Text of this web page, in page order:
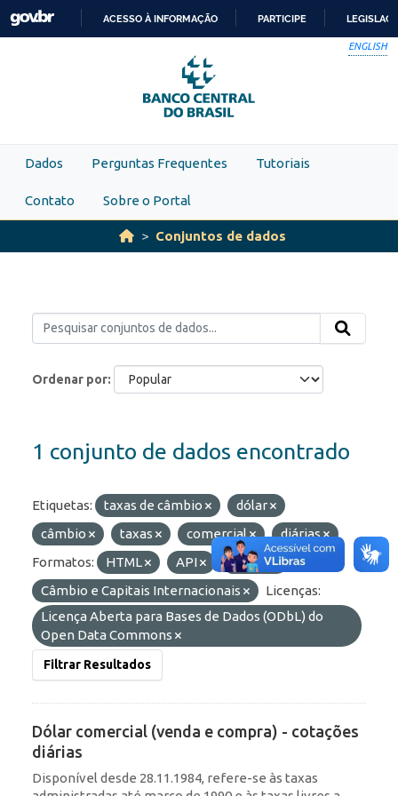
Skip to main content
PARA
O
CONTEÚDO
ACESSO À INFORMAÇÃO PARTICIPE
ENGLISH
Dados Perguntas Frequentes Tutoriais
Contato Sobre o Portal
Conjuntos de dados
Ordenar por
1 conjunto de dados encontrado
Etiquetas: taxas de câmbio
dólar
câmbio
taxas comercial
diárias
Formatos:
HTML API OData
Grupos:
Câmbio e Capitais Internacionais
Licenças:
Licença Aberta para Bases de Dados (ODbL) do
Open Data Commons
Filtrar Resultados
Dólar comercial (venda e compra) - cotações
diárias
Disponível desde 28.11.1984, refere-se às taxas